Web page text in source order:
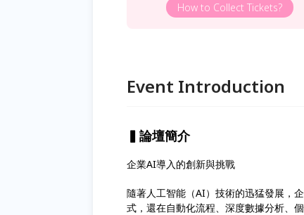
How to Collect Tickets?
Event Introduction
▍論壇簡介
企業AI導入的創新與挑戰
隨著人工智能（AI）技術的迅猛發展，
式，還在自動化流程、深度數據分析、